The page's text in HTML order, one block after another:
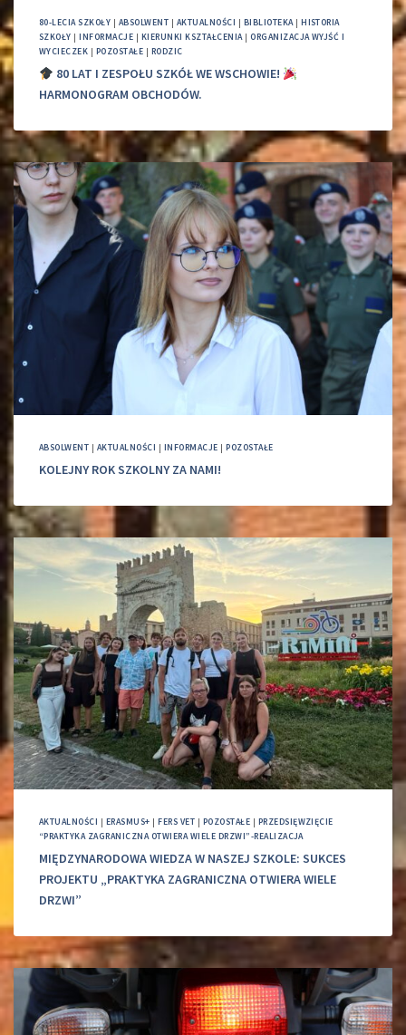
80-LECIA SZKOŁY | ABSOLWENT | AKTUALNOŚCI | BIBLIOTEKA|HISTORIA
SZKOŁY |INFORMACJE | KIERUNKI KSZTAŁCENIA|ORGANIZACJA WYJŚĆ I
WYCIECZEK | POZOSTAŁE | RODZIC
80 LAT I ZESPOŁU SZKÓŁ WE WSCHOWIE!
HARMONOGRAM OBCHODÓW.
ABSOLWENT | AKTUALNOŚCI | INFORMACJE |POZOSTAŁE
KOLEJNY ROK SZKOLNY ZA NAMI!
AKTUALNOŚCI | ERASMUS+ |FERS VET | POZOSTAŁE | PRZEDSIĘWZIĘCIE
“PRAKTYKA ZAGRANICZNA OTWIERA WIELE DRZWI”-REALIZACJA
MIĘDZYNARODOWA WIEDZA W NASZEJ SZKOLE: SUKCES
PROJEKTU „PRAKTYKA ZAGRANICZNA OTWIERA WIELE
DRZWI”